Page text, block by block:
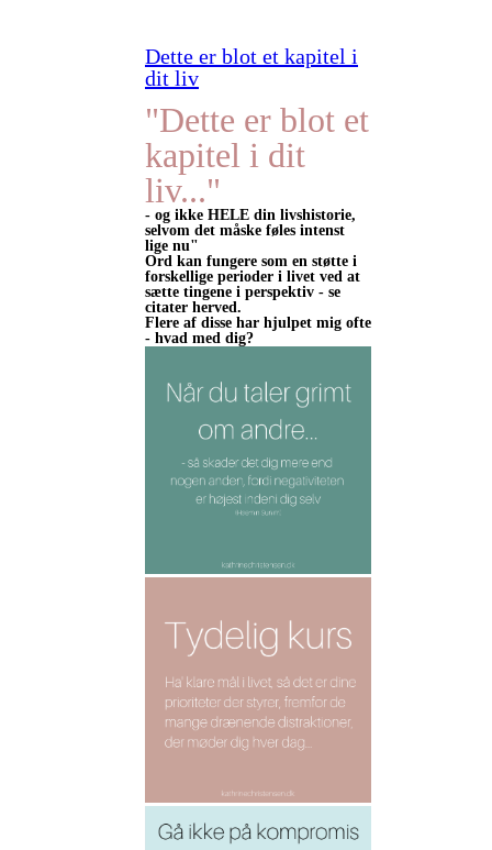
Dette er blot et kapitel i
dit liv
"Dette er blot et
kapitel i dit
liv..."
- og ikke HELE din livshistorie,
selvom det måske føles intenst
lige nu"
Ord kan fungere som en støtte i
forskellige perioder i livet ved at
sætte tingene i perspektiv - se
citater herved.
Flere af disse har hjulpet mig ofte
- hvad med dig?